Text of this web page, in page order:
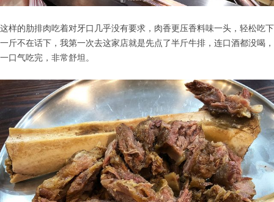
这样的肋排肉吃着对牙口几乎没有要求，肉香更压香料味一头，轻松吃下
一斤不在话下，我第一次去这家店就是先点了半斤牛排，连口酒都没喝，
一口气吃完，非常舒坦。